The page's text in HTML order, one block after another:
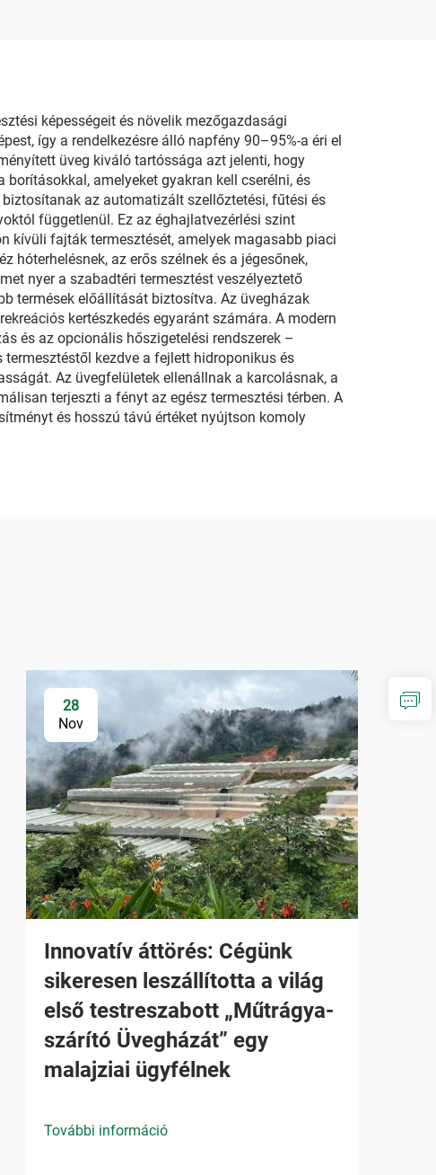
képességeit és növelik mezőgazdasági
így a rendelkezésre álló napfény 90–95%-a éri el
üveg kiváló tartóssága azt jelenti, hogy
amelyeket gyakran kell cserélni, és
az automatizált szellőztetési, fűtési és
függetlenül. Ez az éghajlatvezérlési szint
kívüli fajták termesztését, amelyek magasabb piaci
hóterhelésnek, az erős szélnek és a jégesőnek,
nyer a szabadtéri termesztést veszélyeztető
termések előállítását biztosítva. Az üvegházak
kertészkedés egyaránt számára. A modern
és az opcionális hőszigetelési rendszerek –
kezdve a fejlett hidroponikus és
Az üvegfelületek ellenállnak a karcolásnak, a
terjeszti a fényt az egész termesztési térben. A
és hosszú távú értéket nyújtson komoly
28
Nov
Innovatív áttörés: Cégünk
sikeresen leszállította a világ
első testreszabott „Műtrágya-
szárító Üvegházát” egy
malajziai ügyfélnek
További információ